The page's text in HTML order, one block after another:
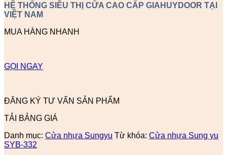
HỆ THỐNG SIÊU THỊ CỬA CAO CẤP GIAHUYDOOR TẠI
VIỆT NAM
MUA HÀNG NHANH
GỌI NGAY
ĐĂNG KÝ TƯ VẤN SẢN PHẨM
TẢI BẢNG GIÁ
Danh mục: Cửa nhựa Sungyu Từ khóa: Cửa nhựa Sung yu
SYB-332